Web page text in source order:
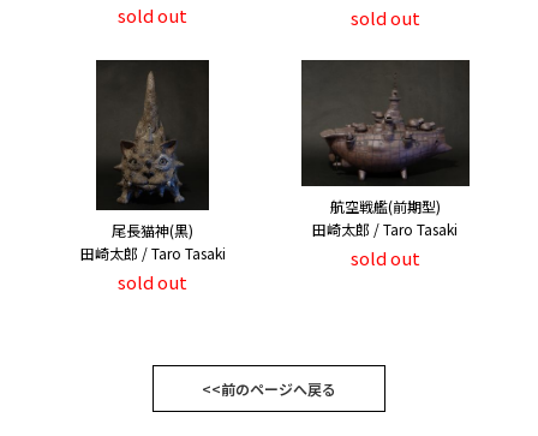
sold out sold out
尾長猫神(黒)
田崎太郎 / Taro Tasaki
sold out
航空戦艦(前期型)
田崎太郎 / Taro Tasaki
sold out
<<前のページへ戻る